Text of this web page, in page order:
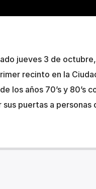
jueves 3 de
recinto en la
los años 70’s y 80’s
puertas a